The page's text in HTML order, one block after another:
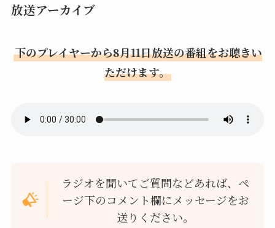
放送アーカイブ
下のプレイヤーから8月11日放送の番組をお聴きい
ただけます。
ラジオを聞いてご質問などあれば、ペ
ージ下のコメント欄にメッセージをお
送りください。